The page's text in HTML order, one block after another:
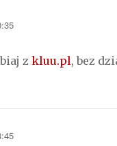
zkluu.pl, bez